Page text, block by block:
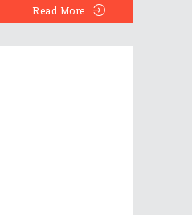
Read More